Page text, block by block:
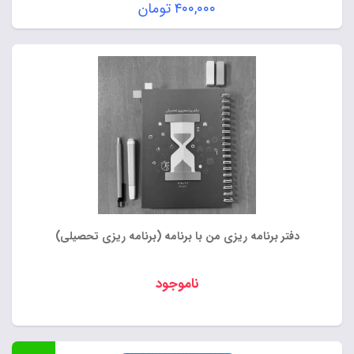
اصلی:
۵۰۰,۰۰۰ تومان
۴۰۰,۰۰۰تومان
قیمت
فعلی:
دفتر برنامه ریزی من با برنامه (برنامه ریزی تحصیلی)
ناموجود